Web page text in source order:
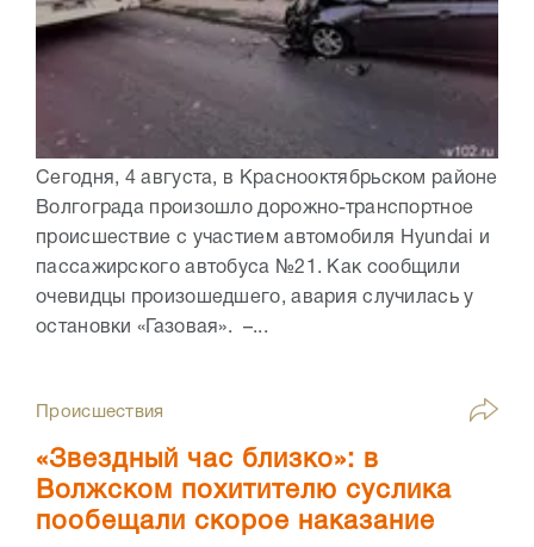
Сегодня, 4 августа, в Краснооктябрьском районе
Волгограда произошло дорожно-транспортное
происшествие с участием автомобиля Hyundai и
пассажирского автобуса №21. Как сообщили
очевидцы произошедшего, авария случилась у
остановки «Газовая». –...
Происшествия
«Звездный час близко»: в
Волжском похитителю суслика
пообещали скорое наказание